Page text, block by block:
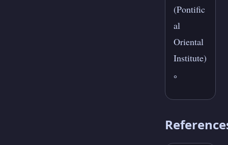
(Pontific
al
Oriental
Institute)
。